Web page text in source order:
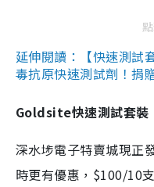
延伸閱讀：【快速測試
毒抗原快速測試劑！捐
Goldsite快速測試套裝
深水埗電子特賣城現正
時更有優惠，$100/10